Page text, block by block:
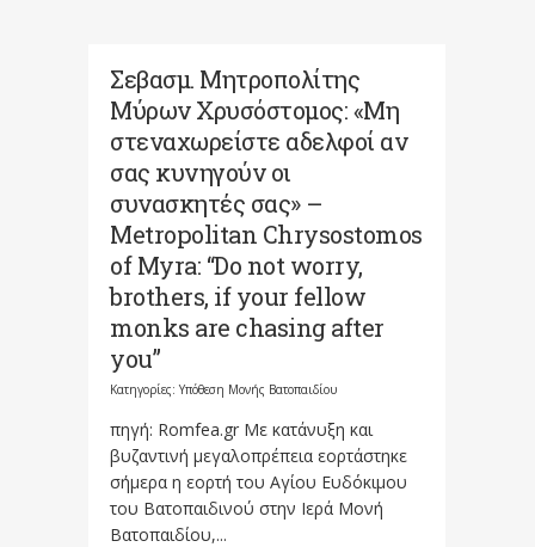
Σεβασμ. Μητροπολίτης
Μύρων Χρυσόστομος: «Μη
στεναχωρείστε αδελφοί αν
σας κυνηγούν οι
συνασκητές σας» –
Metropolitan Chrysostomos
of Myra: “Do not worry,
brothers, if your fellow
monks are chasing after
you”
Κατηγορίες: Υπόθεση Μονής Βατοπαιδίου
πηγή: Romfea.gr Με κατάνυξη και
βυζαντινή μεγαλοπρέπεια εορτάστηκε
σήμερα η εορτή του Αγίου Ευδόκιμου
του Βατοπαιδινού στην Ιερά Μονή
Βατοπαιδίου,...